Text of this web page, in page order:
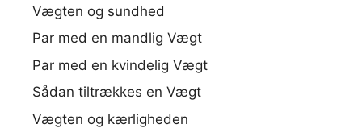
Vægten og sundhed
Par med en mandlig Vægt
Par med en kvindelig Vægt
Sådan tiltrækkes en Vægt
Vægten og kærligheden